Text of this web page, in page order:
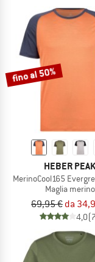
fino al 50%
HEBER PEAK
MerinoCool165
Maglia merino
69,95 € da
4,0